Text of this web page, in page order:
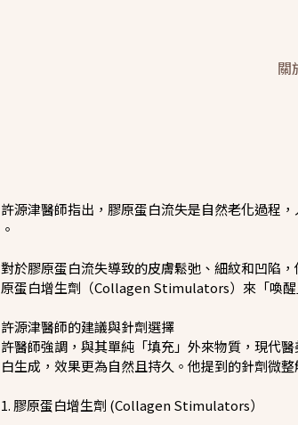
關
許源津醫師指出，膠原蛋白流失是自然老化過程
。
對於膠原蛋白流失導致的皮膚鬆弛、細紋和凹陷
原蛋白增生劑（Collagen Stimulators）來「喚
許源津醫師的建議與針劑選擇
許醫師強調，與其單純「填充」外來物質，現代
白生成，效果更為自然且持久。他提到的針劑微
1. 膠原蛋白增生劑 (Collagen Stimulators）